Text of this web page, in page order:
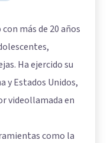
más de 20 años
Ha ejercido su
y Estados Unidos,
videollamada en
como la